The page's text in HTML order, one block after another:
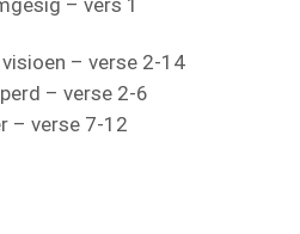
– verse 2-14
– verse 2-6
– verse 7-12